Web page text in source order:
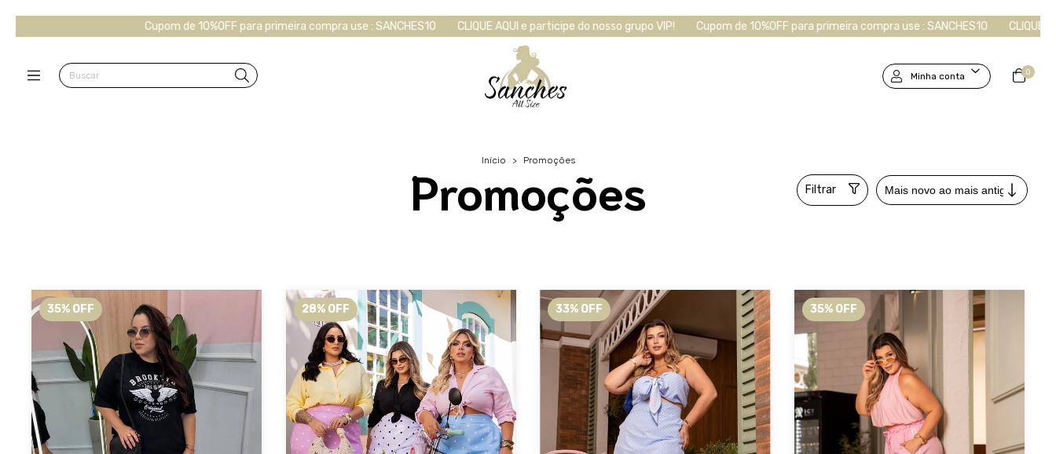
de 10%OFF para primeira compra use : SANCHES10 CLIQUE AQUI e participe do nosso grupo VIP! Cupom de 10%OFF para primeira compra use : SANCHES10 CLIQUE AQUI e participe do nosso
Minha conta 0
Início > Promoções
Promoções Filtrar
35% OFF 28% OFF 33% OFF 35% OFF